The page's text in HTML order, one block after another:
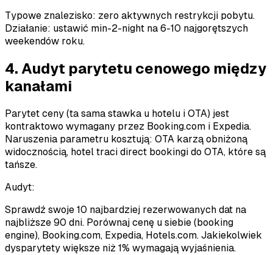
Typowe znalezisko: zero aktywnych restrykcji pobytu.
Działanie: ustawić min-2-night na 6-10 najgorętszych
weekendów roku.
4. Audyt parytetu cenowego między
kanałami
Parytet ceny (ta sama stawka u hotelu i OTA) jest
kontraktowo wymagany przez Booking.com i Expedia.
Naruszenia parametru kosztują: OTA karzą obniżoną
widocznością, hotel traci direct bookingi do OTA, które są
tańsze.
Audyt:
Sprawdź swoje 10 najbardziej rezerwowanych dat na
najbliższe 90 dni. Porównaj cenę u siebie (booking
engine), Booking.com, Expedia, Hotels.com. Jakiekolwiek
dysparytety większe niż 1% wymagają wyjaśnienia.